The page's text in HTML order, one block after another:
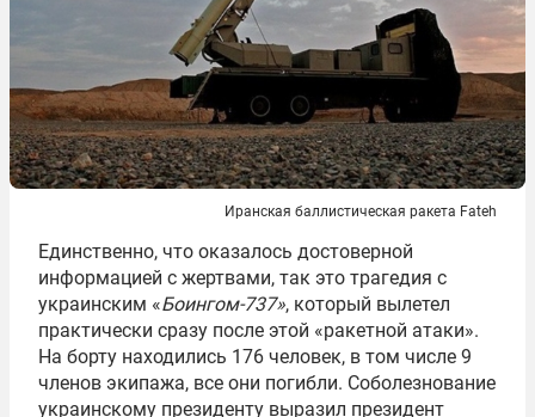
Иранская баллистическая ракета Fateh
Единственно, что оказалось достоверной
информацией с жертвами, так это трагедия с
украинским «Боингом-737», который вылетел
практически сразу после этой «ракетной атаки».
На борту находились 176 человек, в том числе 9
членов экипажа, все они погибли. Соболезнование
украинскому президенту выразил президент